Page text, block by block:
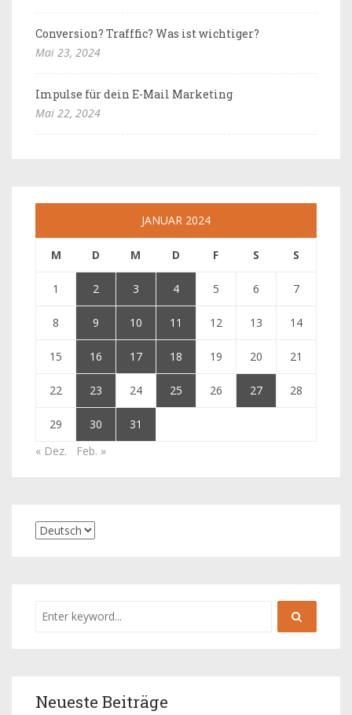
Conversion? Trafffic? Was ist wichtiger?
Mai 23, 2024
Impulse für dein E-Mail Marketing
Mai 22, 2024
JANUAR 2024
M D M D F S S
1 2 3 4 5 6 7
8 9 10 11 12 13 14
15 16 17 18 19 20 21
22 23 24 25 26 27 28
29 30
31
« Dez.
Feb. »
Neueste Beiträge